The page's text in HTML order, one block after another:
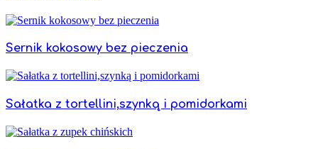
Sernik kokosowy bez pieczenia
Sałatka z tortellini,szynką i pomidorkami